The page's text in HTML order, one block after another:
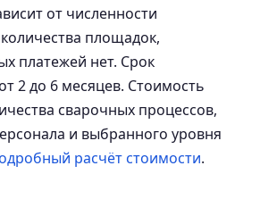
от численности
площадок,
платежей нет. Срок
2 до 6 месяцев. Стоимость
сварочных процессов,
и выбранного уровня
расчёт стоимости.